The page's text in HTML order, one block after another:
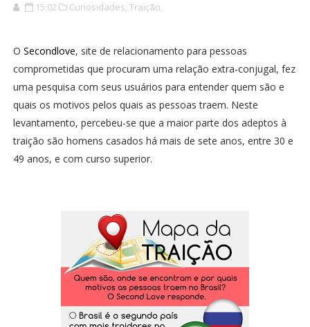
15:02 Curiosidades, Traição,
O Secondlove, site de relacionamento para pessoas
comprometidas que procuram uma relação extra-conjugal, fez
uma pesquisa com seus usuários para entender quem são e
quais os motivos pelos quais as pessoas traem. Neste
levantamento, percebeu-se que a maior parte dos adeptos à
traição são homens casados há mais de sete anos, entre 30 e
49 anos, e com curso superior.